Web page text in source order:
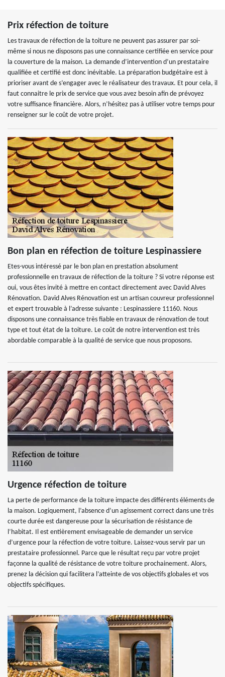
Prix réfection de toiture
Les travaux de réfection de la toiture ne peuvent pas assurer par soi-
même si nous ne disposons pas une connaissance certifiée en service pour
la couverture de la maison. La demande d’intervention d’un prestataire
qualifiée et certifié est donc inévitable. La préparation budgétaire est à
prioriser avant de s’engager avec le réalisateur des travaux. Et pour cela, il
faut connaitre le prix de service que vous avez besoin afin de prévoyez
votre suffisance financière. Alors, n’hésitez pas à utiliser votre temps pour
renseigner sur le coût de votre projet.
Bon plan en réfection de toiture Lespinassiere
Etes-vous intéressé par le bon plan en prestation absolument
professionnelle en travaux de réfection de la toiture ? Si votre réponse est
oui, vous êtes invité à mettre en contact directement avec David Alves
Rénovation. David Alves Rénovation est un artisan couvreur professionnel
et expert trouvable à l’adresse suivante : Lespinassiere 11160. Nous
disposons une connaissance très fiable en travaux de rénovation de tout
type et tout état de la toiture. Le coût de notre intervention est très
abordable comparable à la qualité de service que nous proposons.
Urgence réfection de toiture
La perte de performance de la toiture impacte des différents éléments de
la maison. Logiquement, l’absence d’un agissement correct dans une très
courte durée est dangereuse pour la sécurisation de résistance de
l’habitat. Il est entièrement envisageable de demander un service
d’urgence pour la réfection de votre toiture. Laissez-vous servir par un
prestataire professionnel. Parce que le résultat reçu par votre projet
façonne la qualité de résistance de votre toiture prochainement. Alors,
prenez la décision qui facilitera l’atteinte de vos objectifs globales et vos
objectifs spécifiques.